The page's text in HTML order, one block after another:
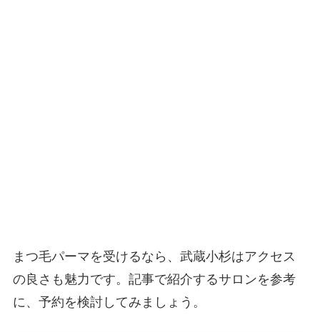
まつ毛パーマを受けるなら、武蔵小杉はアクセス
の良さも魅力です。記事で紹介するサロンを参考
に、予約を検討してみましょう。